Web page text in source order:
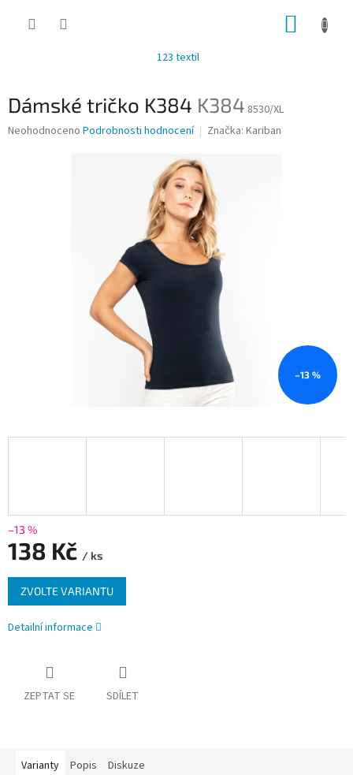
123 textil
Dámské tričko K384 K384 8530/XL
Průměrné
Neohodnoceno Podrobnosti hodnocení Značka: Kariban
–13 %
–13 %
138 Kč / ks
Měrná
cena:
ZVOLTE VARIANTU
Detailní informace
ZEPTAT SE SDÍLET
Varianty Popis Diskuze